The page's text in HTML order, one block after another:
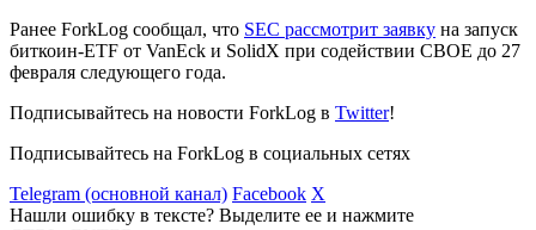
Ранее ForkLog сообщал, что SEC рассмотрит заявку на запуск
биткоин-ETF от VanEck и SolidX при содействии CBOE до 27
февраля следующего года.
Подписывайтесь на новости ForkLog в Twitter!
Подписывайтесь на ForkLog в социальных сетях
Telegram (основной канал) Facebook X
Нашли ошибку в тексте? Выделите ее и нажмите